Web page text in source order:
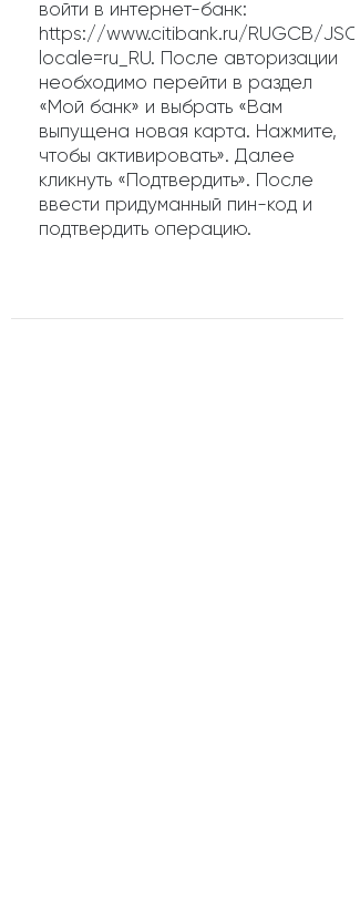
войти в интернет-банк:
https://www.citibank.ru/RUGCB/
locale=ru_RU. После авторизации
необходимо перейти в раздел
«Мой банк» и выбрать «Вам
выпущена новая карта. Нажмите,
чтобы активировать». Далее
кликнуть «Подтвердить». После
ввести придуманный пин-код и
подтвердить операцию.